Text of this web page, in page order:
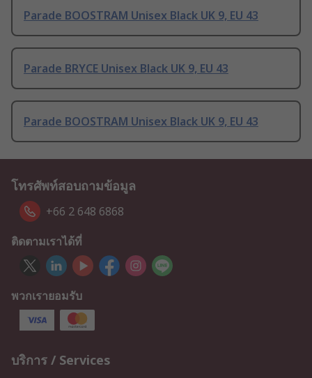
Parade BOOSTRAM Unisex Black UK 9, EU 43
Parade BRYCE Unisex Black UK 9, EU 43
Parade BOOSTRAM Unisex Black UK 9, EU 43
โทรศัพท์สอบถามข้อมูล
+66 2 648 6868
ติดตามเราได้ที่
พวกเรายอมรับ
บริการ / Services